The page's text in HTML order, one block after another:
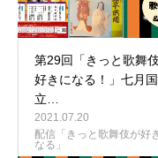
第29回「きっと歌舞
好きになる！」七月国
立…
2021.07.20
配信「きっと歌舞伎が好
なる」